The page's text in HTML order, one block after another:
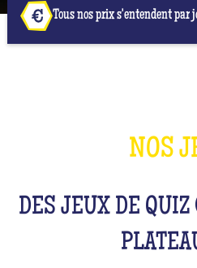
Tous nos prix s'entendent
NOS
DES JEUX DE